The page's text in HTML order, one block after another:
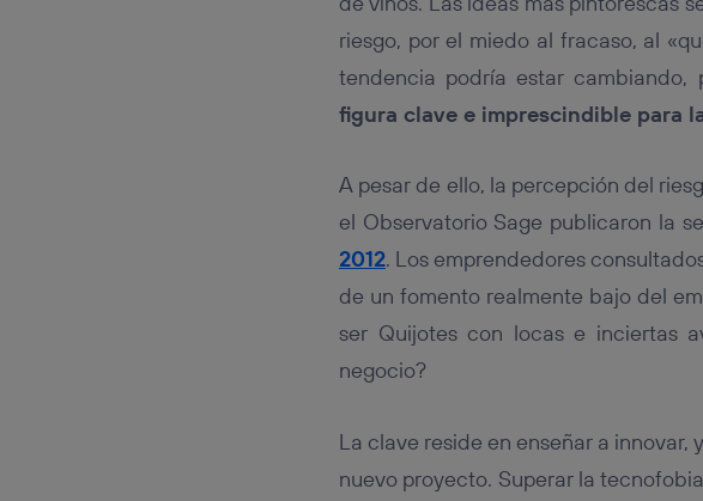
riesgo, por el miedo al fracaso, al
tendencia podría estar
figura clave e imprescindible para
A pesar de ello, la percepción del
el Observatorio Sage publicaron la
2012. Los emprendedores
de un fomento realmente bajo del
ser Quijotes con locas e inciertas
negocio?
La clave reside en enseñar a
nuevo proyecto. Superar la